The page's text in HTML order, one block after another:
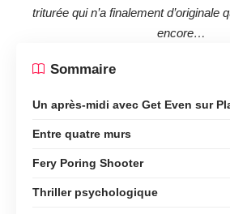
triturée qui n’a finalement d’originale
encore…
Sommaire
Un après-midi avec Get Even sur
Entre quatre murs
Fery Poring Shooter
Thriller psychologique